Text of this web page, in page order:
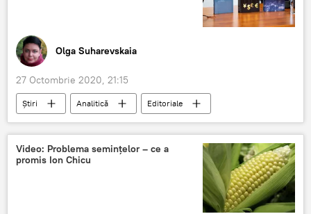
Olga Suharevskaia
27 Octombrie 2020, 21:15
Știri Analitică
Editoriale
ONG
alegeri Moldova
Video: Problema semințelor – ce a
promis Ion Chicu